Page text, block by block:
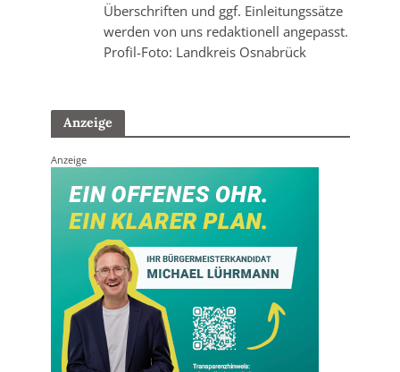
Überschriften und ggf. Einleitungssätze
werden von uns redaktionell angepasst.
Profil-Foto: Landkreis Osnabrück
Anzeige
Anzeige